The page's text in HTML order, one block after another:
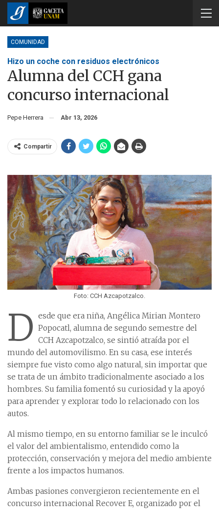
COMUNIDAD
Hizo un coche con residuos electrónicos
Alumna del CCH gana
concurso internacional
Pepe Herrera Abr 13, 2026
Compartir
Foto: CCH Azcapotzalco.
D esde que era niña, Angélica Mirian Montero
Popocatl, alumna de segundo semestre del
CCH Azcapotzalco, se sintió atraída por el
mundo del automovilismo. En su casa, ese interés
siempre fue visto como algo natural, sin importar que
se trata de un ámbito tradicionalmente asociado a los
hombres. Su familia fomentó su curiosidad y la apoyó
para aprender y explorar todo lo relacionado con los
autos.
Al mismo tiempo, en su entorno familiar se le inculcó
el valor del ambientalismo, entendido como la
protección, conservación y mejora del medio ambiente
frente a los impactos humanos.
Ambas pasiones convergieron recientemente en el
concurso internacional Recover E, organizado por el